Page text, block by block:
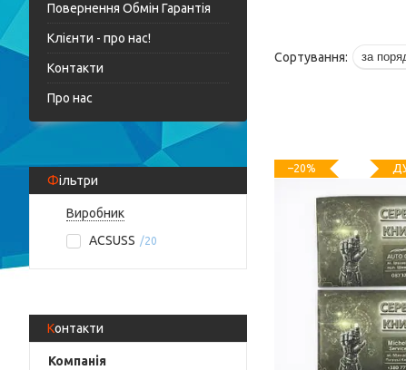
Повернення Обмін Гарантія
Клієнти - про нас!
Контакти
Про нас
Фільтри
Виробник
ACSUSS
20
Контакти
–20%